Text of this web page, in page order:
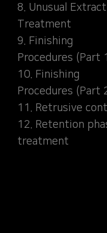
8. Unusual
Treatment
9. Finishing
Procedures (Part
10. Finishing
Procedures (Part
11. Retrusive
12. Retention
treatment